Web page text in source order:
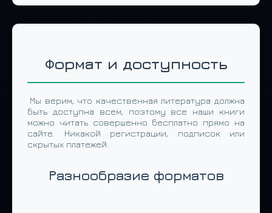
Формат и доступность
Мы верим, что качественная литература должна
быть доступна всем, поэтому все наши книги
можно читать совершенно бесплатно прямо на
сайте. Никакой регистрации, подписок или
скрытых платежей.
Разнообразие форматов